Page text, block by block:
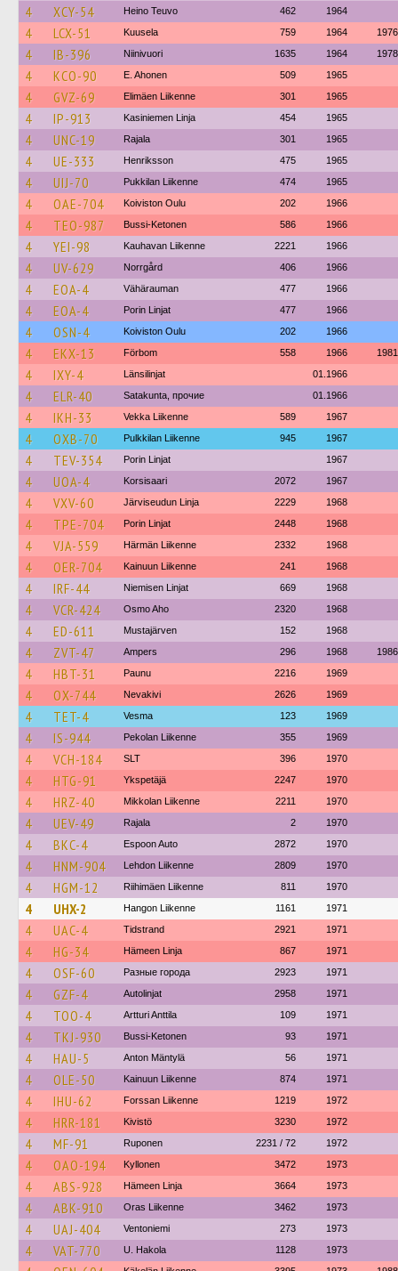
4 XCY-54 Heino Teuvo 462 1964
4 LCX-51 Kuusela 759 1964 1976
4 IB-396 Niinivuori 1635 1964 1978
4 KCO-90 E. Ahonen 509 1965
4 GVZ-69 Elimäen Liikenne 301 1965
4 IP-913 Kasiniemen Linja 454 1965
4 UNC-19 Rajala 301 1965
4 UE-333 Henriksson 475 1965
4 UIJ-70 Pukkilan Liikenne 474 1965
4 OAE-704 Koiviston Oulu 202 1966
4 TEO-987 Bussi-Ketonen 586 1966
4 YEI-98 Kauhavan Liikenne 2221 1966
4 UV-629 Norrgård 406 1966
4 EOA-4 Vähärauman 477 1966
4 EOA-4 Porin Linjat 477 1966
4 OSN-4 Koiviston Oulu 202 1966
4 EKX-13 Förbom 558 1966 1981
4 IXY-4 Länsilinjat 01.1966
4 ELR-40 Satakunta, прочие 01.1966
4 IKH-33 Vekka Liikenne 589 1967
4 OXB-70 Pulkkilan Liikenne 945 1967
4 TEV-354 Porin Linjat 1967
4 UOA-4 Korsisaari 2072 1967
4 VXV-60 Järviseudun Linja 2229 1968
4 TPE-704 Porin Linjat 2448 1968
4 VJA-559 Härmän Liikenne 2332 1968
4 OER-704 Kainuun Liikenne 241 1968
4 IRF-44 Niemisen Linjat 669 1968
4 VCR-424 Osmo Aho 2320 1968
4 ED-611 Mustajärven 152 1968
4 ZVT-47 Ampers 296 1968 1986
4 HBT-31 Paunu 2216 1969
4 OX-744 Nevakivi 2626 1969
4 TET-4 Vesma 123 1969
4 IS-944 Pekolan Liikenne 355 1969
4 VCH-184 SLT 396 1970
4 HTG-91 Ykspetäjä 2247 1970
4 HRZ-40 Mikkolan Liikenne 2211 1970
4 UEV-49 Rajala 2 1970
4 BKC-4 Espoon Auto 2872 1970
4 HNM-904 Lehdon Liikenne 2809 1970
4 HGM-12 Riihimäen Liikenne 811 1970
4 UHX-2 Hangon Liikenne 1161 1971
4 UAC-4 Tidstrand 2921 1971
4 HG-34 Hämeen Linja 867 1971
4 OSF-60 Разные города 2923 1971
4 GZF-4 Autolinjat 2958 1971
4 TOO-4 Artturi Anttila 109 1971
4 TKJ-930 Bussi-Ketonen 93 1971
4 HAU-5 Anton Mäntylä 56 1971
4 OLE-50 Kainuun Liikenne 874 1971
4 IHU-62 Forssan Liikenne 1219 1972
4 HRR-181 Kivistö 3230 1972
4 MF-91 Ruponen 2231 / 72 1972
4 OAO-194 Kyllonen 3472 1973
4 ABS-928 Hämeen Linja 3664 1973
4 ABK-910 Oras Liikenne 3462 1973
4 UAJ-404 Ventoniemi 273 1973
4 VAT-770 U. Hakola 1128 1973